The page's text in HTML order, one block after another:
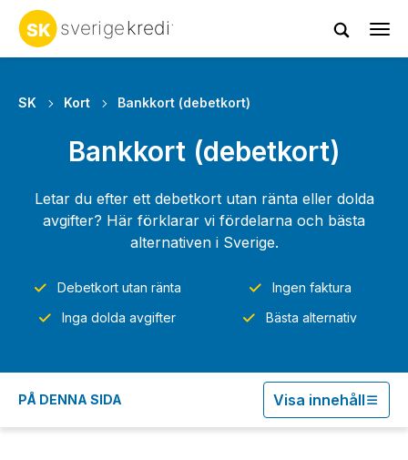
SK Kort Bankkort (debetkort)
Bankkort (debetkort)
Letar du efter ett debetkort utan ränta eller dolda
avgifter? Här förklarar vi fördelarna och bästa
alternativen i Sverige.
Debetkort utan ränta
Ingen faktura
Inga dolda avgifter
Bästa alternativ
PÅ DENNA SIDA Visa innehåll